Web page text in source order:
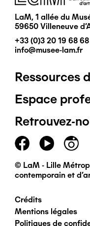
LaM, 1 allée du
59650 Villeneuve
+33 (0)3 20 19 68 68
info@musee-lam.fr
Pied
de
page
principal
Ressources
Espace
Retrouvez-
© LaM - Lille
contemporain et
Pied
Crédits
Mentions légales
Politiques de